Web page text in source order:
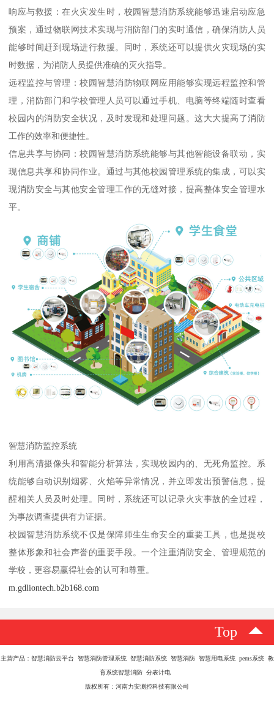
响应与救援：在火灾发生时，校园智慧消防系统能够迅速启动应急
预案，通过物联网技术实现与消防部门的实时通信，确保消防人员
能够时间赶到现场进行救援。同时，系统还可以提供火灾现场的实
时数据，为消防人员提供准确的灭火指导。
远程监控与管理：校园智慧消防物联网应用能够实现远程监控和管
理，消防部门和学校管理人员可以通过手机、电脑等终端随时查看
校园内的消防安全状况，及时发现和处理问题。这大大提高了消防
工作的效率和便捷性。
信息共享与协同：校园智慧消防系统能够与其他智能设备联动，实
现信息共享和协同作业。通过与其他校园管理系统的集成，可以实
现消防安全与其他安全管理工作的无缝对接，提高整体安全管理水
平。
智慧消防监控系统
利用高清摄像头和智能分析算法，实现校园内的、无死角监控。系
统能够自动识别烟雾、火焰等异常情况，并立即发出预警信息，提
醒相关人员及时处理。同时，系统还可以记录火灾事故的全过程，
为事故调查提供有力证据。
校园智慧消防系统不仅是保障师生生命安全的重要工具，也是提校
整体形象和社会声誉的重要手段。一个注重消防安全、管理规范的
学校，更容易赢得社会的认可和尊重。
m.gdliontech.b2b168.com
Top
主营产品：智慧消防云平台 智慧消防管理系统 智慧消防系统 智慧消防 智慧用电系统 pems系统 教
育系统智慧消防 分表计电
版权所有：河南力安测控科技有限公司